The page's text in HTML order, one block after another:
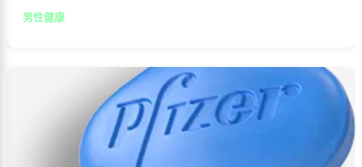
項，幫助有需要的讀者正確認識和合理使用此藥物。
男性健康